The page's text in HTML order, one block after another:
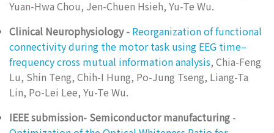
Yuan-Hwa Chou, Jen-Chuen Hsieh, Yu-Te Wu.
Clinical Neurophysiology - Reorganization of functional
connectivity during the motor task using EEG time–
frequency cross mutual information analysis, Chia-Feng
Lu, Shin Teng, Chih-I Hung, Po-Jung Tseng, Liang-Ta
Lin, Po-Lei Lee, Yu-Te Wu.
IEEE submission- Semiconductor manufacturing -